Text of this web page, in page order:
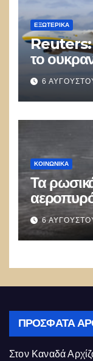
ΕΞΩΤΕΡΙΚΑ
Reuters:
το
στο
Λειψία»
6
ΚΟΙΝΩΝΙΚΑ
Τα
να
μποφόρ
6
ΠΡΌΣΦΑΤΑ
Στον Καναδά